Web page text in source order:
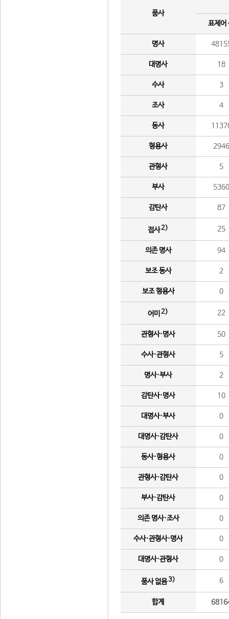
품사
표제어
명사
대명사 18
수사 3
조사 4
동사
형용사 2946
관형사 5
부사 5360
감탄사 87
접사2) 25
의존 명사 94
보조 동사 2
보조 형용사 0
어미 2) 22
관형사·명사 50
수사·관형사 5
명사·부사 2
감탄사·명사 10
대명사·부사 0
대명사·감탄사 0
동사·형용사 0
관형사·감탄사 0
부사·감탄사 0
의존 명사·조사 0
수사·관형사·명사 0
대명사·관형사 0
품사 없음3) 6
합계